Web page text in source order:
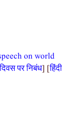
on world
पर निबंध] [हिंदी